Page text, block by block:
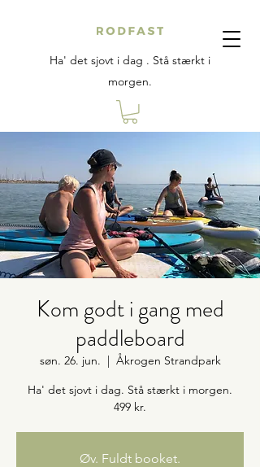
Ha' det sjovt i dag . Stå stærkt i
morgen.
Kom godt i gang med
paddleboard
søn. 26. jun.
  |
Åkrogen Strandpark
Ha' det sjovt i dag. Stå stærkt i morgen.
499 kr.
Øv. Fuldt booket.